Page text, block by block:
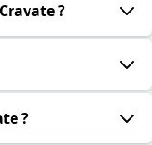
?
?